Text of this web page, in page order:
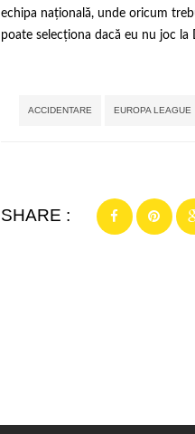
echipa națională, unde oricum
poate selecționa dacă eu nu joc la
ACCIDENTARE EUROPA LEAGUE
SHARE :